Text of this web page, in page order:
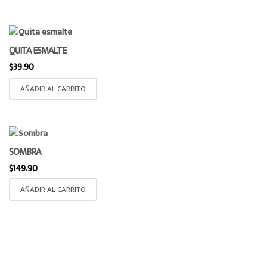
QUITA ESMALTE
$39.90
AÑADIR AL CARRITO
SOMBRA
$149.90
AÑADIR AL CARRITO